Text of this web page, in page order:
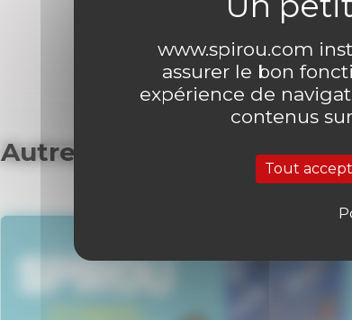
www.spirou.com
assurer le bon
expérience de
contenus
Tout
0 commentaire
Autres articles